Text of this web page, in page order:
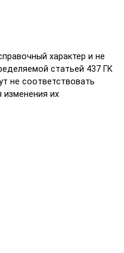
характер и не
статьей 437 ГК
не соответствовать
изменения их